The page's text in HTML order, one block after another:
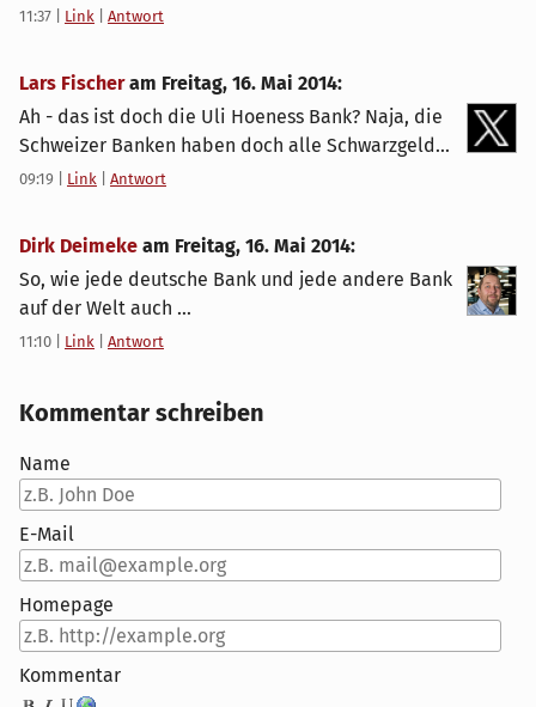
11:37 Link Antwort
Lars Fischeram Freitag, 16. Mai 2014:
Ah - das ist doch die Uli Hoeness Bank? Naja, die
Schweizer Banken haben doch alle Schwarzgeld...
09:19 Link Antwort
Dirk Deimeke am Freitag, 16. Mai 2014:
So, wie jede deutsche Bank und jede andere Bank
auf der Welt auch ...
11:10 Link Antwort
Kommentar schreiben
Name
E-Mail
Homepage
Kommentar